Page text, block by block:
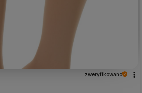
zweryfikowano